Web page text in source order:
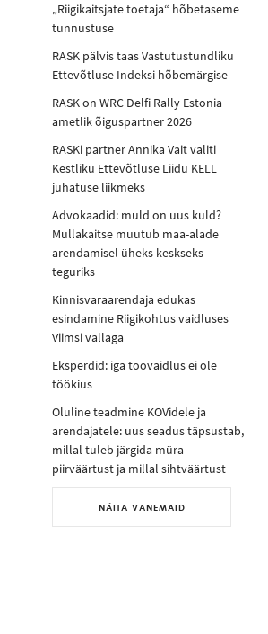
Riigikaitsjate toetaja“ hõbetaseme
tunnustuse
RASK pälvis taas Vastutustundliku
Ettevõtluse Indeksi hõbemärgise
RASK on WRC Delfi Rally Estonia
ametlik õiguspartner 2026
RASKi partner Annika Vait valiti
Kestliku Ettevõtluse Liidu KELL
juhatuse liikmeks
Advokaadid: muld on uus kuld?
Mullakaitse muutub maa-alade
arendamisel üheks keskseks
teguriks
Kinnisvaraarendaja edukas
esindamine Riigikohtus vaidluses
Viimsi vallaga
Eksperdid: iga töövaidlus ei ole
töökius
Oluline teadmine KOVidele ja
arendajatele: uus seadus täpsustab,
millal tuleb järgida müra
piirväärtust ja millal sihtväärtust
NÄITA VANEMAID